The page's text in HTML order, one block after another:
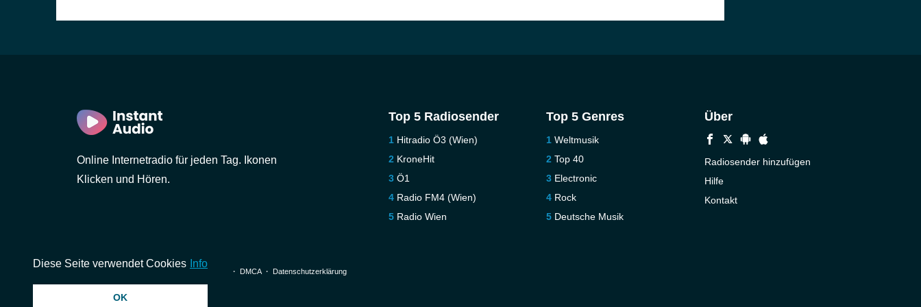
Online Internetradio für jeden Tag. Ikonen
Klicken und Hören.
Top 5 Radiosender
Hitradio Ö3 (Wien)
KroneHit
Ö1
Radio FM4 (Wien)
Radio Wien
Top 5 Genres
Weltmusik
Top 40
Electronic
Rock
Deutsche Musik
Über
Radiosender hinzufügen
Hilfe
Kontakt
© 2026 InstantAudio. Alle Rechte vorbehalten. ・ DMCA・ Datenschutzerklärung
Diese Seite verwendet Cookies Info
OK